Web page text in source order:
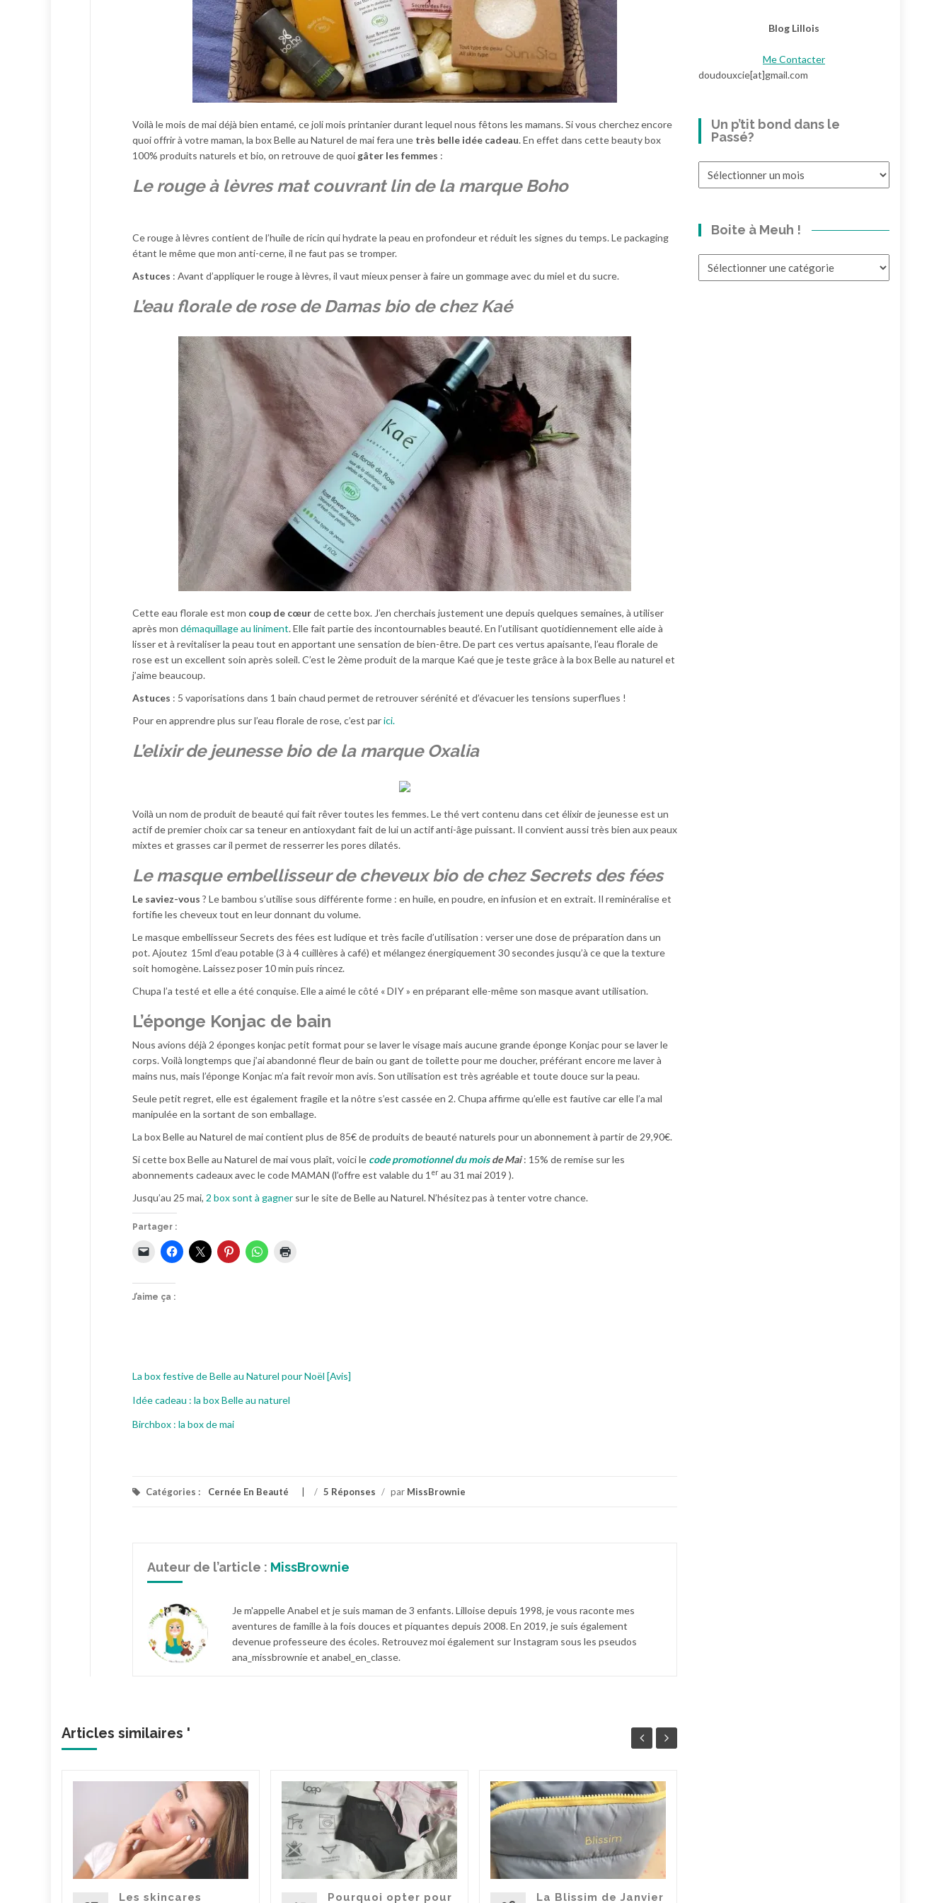
Voilà le mois de mai déjà bien entamé, ce joli mois printanier durant lequel nous fêtons les mamans. Si vous cherchez encore
quoi offrir à votre maman, la box Belle au Naturel de mai fera une très belle idée cadeau. En effet dans cette beauty box
100% produits naturels et bio, on retrouve de quoi gâter les femmes :
Le rouge à lèvres mat couvrant lin de la marque Boho
Ce rouge à lèvres contient de l’huile de ricin qui hydrate la peau en profondeur et réduit les signes du temps. Le packaging
étant le même que mon anti-cerne, il ne faut pas se tromper.
Astuces : Avant d’appliquer le rouge à lèvres, il vaut mieux penser à faire un gommage avec du miel et du sucre.
L’eau florale de rose de Damas bio de chez Kaé
Cette eau florale est mon coup de cœurde cette box. J’en cherchais justement une depuis quelques semaines, à utiliser
après mon démaquillage au liniment. Elle fait partie des incontournables beauté. En l’utilisant quotidiennement elle aide à
lisser et à revitaliser la peau tout en apportant une sensation de bien-être. De part ces vertus apaisante, l’eau florale de
rose est un excellent soin après soleil. C’est le 2ème produit de la marque Kaé que je teste grâce à la box Belle au naturel et
j’aime beaucoup.
Astuces : 5 vaporisations dans 1 bain chaud permet de retrouver sérénité et d’évacuer les tensions superflues !
Pour en apprendre plus sur l’eau florale de rose, c’est parici.
L’elixir de jeunesse bio de la marque Oxalia
Voilà un nom de produit de beauté qui fait rêver toutes les femmes. Le thé vert contenu dans cet élixir de jeunesse est un
actif de premier choix car sa teneur en antioxydant fait de lui un actif anti-âge puissant. Il convient aussi très bien aux peaux
mixtes et grasses car il permet de resserrer les pores dilatés.
Le masque embellisseur de cheveux bio de chez Secrets des fées
Le saviez-vous ? Le bambou s’utilise sous différente forme : en huile, en poudre, en infusion et en extrait. Il reminéralise et
fortifie les cheveux tout en leur donnant du volume.
Le masque embellisseur Secrets des fées est ludique et très facile d’utilisation : verser une dose de préparation dans un
pot. Ajoutez 15ml d’eau potable (3 à 4 cuillères à café) et mélangez énergiquement 30 secondes jusqu’à ce que la texture
soit homogène. Laissez poser 10 min puis rincez.
Chupa l’a testé et elle a été conquise. Elle a aimé le côté « DIY » en préparant elle-même son masque avant utilisation.
L’éponge Konjac de bain
Nous avions déjà 2 éponges konjac petit format pour se laver le visage mais aucune grande éponge Konjac pour se laver le
corps. Voilà longtemps que j’ai abandonné fleur de bain ou gant de toilette pour me doucher, préférant encore me laver à
mains nus, mais l’éponge Konjac m’a fait revoir mon avis. Son utilisation est très agréable et toute douce sur la peau.
Seule petit regret, elle est également fragile et la nôtre s’est cassée en 2. Chupa affirme qu’elle est fautive car elle l’a mal
manipulée en la sortant de son emballage.
La box Belle au Naturel de mai contient plus de 85€ de produits de beauté naturels pour un abonnement à partir de 29,90€.
Si cette box Belle au Naturel de mai vous plaît, voici le code promotionnel du moisde Mai: 15% de remise sur les
abonnements cadeaux avec le code MAMAN (l’offre est valable du 1 er au 31 mai 2019 ).
Jusqu’au 25 mai, 2 box sont à gagner sur le site de Belle au Naturel. N’hésitez pas à tenter votre chance.
Partager :
J’aime ça :
La box festive de Belle au Naturel pour Noël [Avis]
Idée cadeau : la box Belle au naturel
Birchbox : la box de mai
Catégories : Cernée En Beauté / 5 Réponses / par MissBrownie
Auteur de l’article : MissBrownie
Je m'appelle Anabel et je suis maman de 3 enfants. Lilloise depuis 1998, je vous raconte mes
aventures de famille à la fois douces et piquantes depuis 2008. En 2019, je suis également
devenue professeure des écoles. Retrouvez moi également sur Instagram sous les pseudos
ana_missbrownie et anabel_en_classe.
Articles similaires '
Les skincares Pourquoi opter pour La Blissim de Janvier
Blog Lillois
Me Contacter
doudouxcie[at]gmail.com
Un p’tit bond dans le
Passé?
Boite à Meuh !